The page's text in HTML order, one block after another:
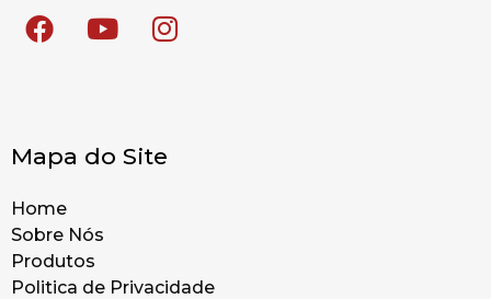
Mapa do Site
Home
Sobre Nós
Produtos
Politica de Privacidade